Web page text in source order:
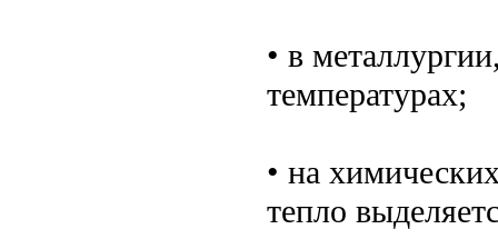
• в
температурах;
• на
тепло